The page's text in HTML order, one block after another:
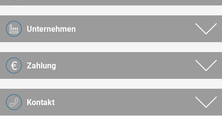
Kontakt
Unternehmen
Zahlung